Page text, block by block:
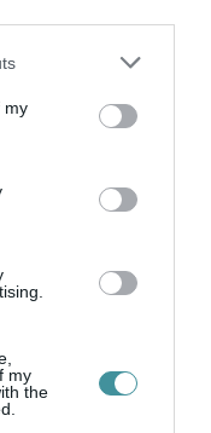
or more Google
You may click to
third-party tags to
in below Google
my
my
the
kövessen
Hírek oldalán!